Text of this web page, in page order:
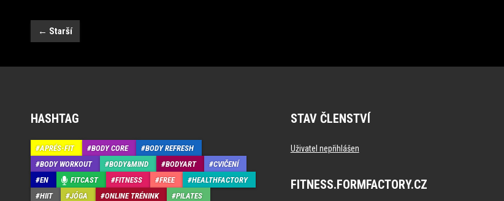
← Starší
HASHTAG
APRÉS-FIT BODY CORE
BODY REFRESH
BODY WORKOUT
BODY&MIND BODYART
CVIČENÍ
EN
FITCAST FITNESS FREE
HEALTHFACTORY
HIIT
JÓGA ONLINE TRÉNINK
PILATES
STAV ČLENSTVÍ
Uživatel nepřihlášen
FITNESS.FORMFACTORY.CZ